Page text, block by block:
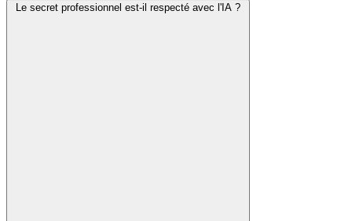
Le secret professionnel est-il respecté avec l'IA ?